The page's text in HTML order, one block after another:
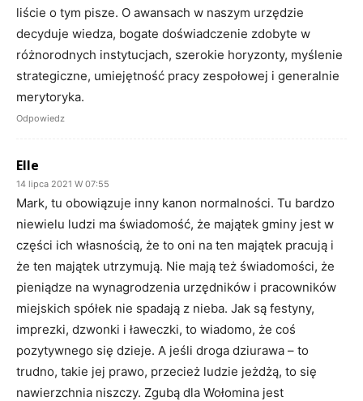
liście o tym pisze. O awansach w naszym urzędzie
decyduje wiedza, bogate doświadczenie zdobyte w
różnorodnych instytucjach, szerokie horyzonty, myślenie
strategiczne, umiejętność pracy zespołowej i generalnie
merytoryka.
Odpowiedz
Elle
14 lipca 2021 W 07:55
Mark, tu obowiązuje inny kanon normalności. Tu bardzo
niewielu ludzi ma świadomość, że majątek gminy jest w
części ich własnością, że to oni na ten majątek pracują i
że ten majątek utrzymują. Nie mają też świadomości, że
pieniądze na wynagrodzenia urzędników i pracowników
miejskich spółek nie spadają z nieba. Jak są festyny,
imprezki, dzwonki i ławeczki, to wiadomo, że coś
pozytywnego się dzieje. A jeśli droga dziurawa – to
trudno, takie jej prawo, przecież ludzie jeżdżą, to się
nawierzchnia niszczy. Zgubą dla Wołomina jest